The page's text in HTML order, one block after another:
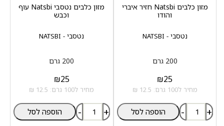
נטסבי - NATSBI
מזון כלבים Natsbi חזיר איברי
והודו
200 גרם
₪25
מחיר ל100 גרם: 12.5 ₪
- + הוספה לסל
נטסבי - NATSBI
מזון כלבים נטסבי Natsbi עוף
וכבש
200 גרם
₪25
מחיר ל100 גרם: 12.5 ₪
- + הוספה לסל